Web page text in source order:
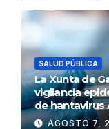
SALUD PÚBLICA
La Xunta de
vigilancia
de hantavirus
AGOSTO 7,